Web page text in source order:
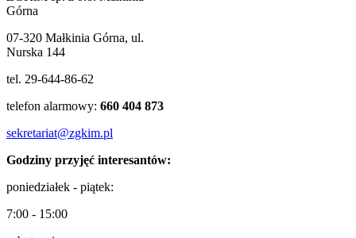
Górna
07-320 Małkinia Górna, ul.
Nurska 144
tel. 29-644-86-62
telefon alarmowy: 660 404 873
sekretariat@zgkim.pl
Godziny przyjęć interesantów:
poniedziałek - piątek:
7:00 - 15:00